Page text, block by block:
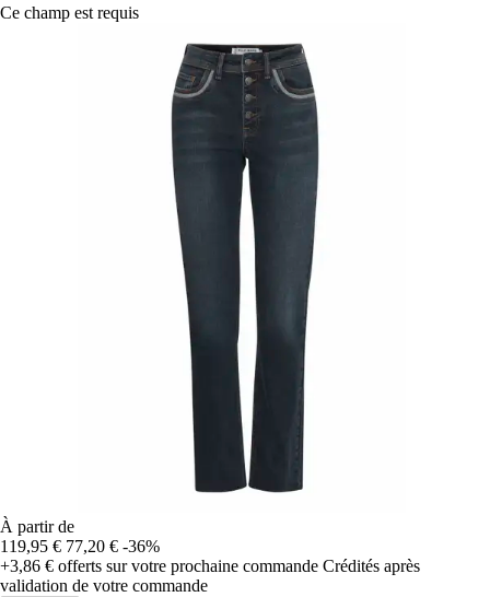
Ce champ est requis
À partir de
119,95 € 77,20 € -36%
+3,86 € offerts sur votre prochaine commande Crédités après
validation de votre commande